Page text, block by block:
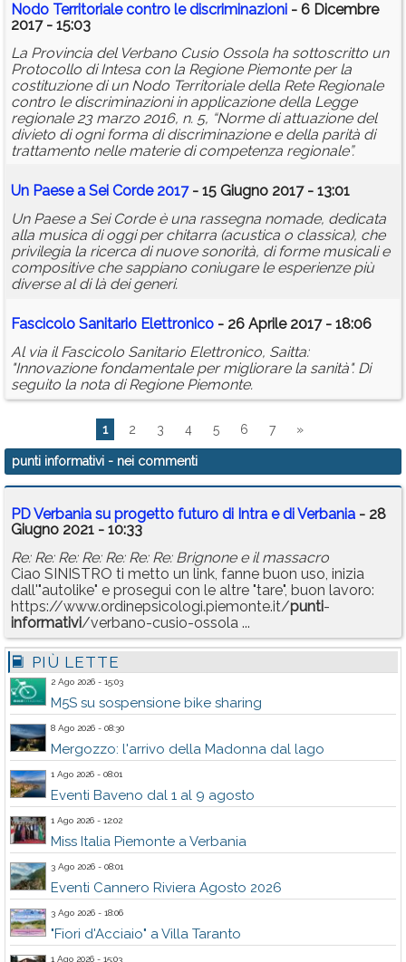
Nodo Territoriale contro le discriminazioni - 6 Dicembre
2017 - 15:03
La Provincia del Verbano Cusio Ossola ha sottoscritto un
Protocollo di Intesa con la Regione Piemonte per la
costituzione di un Nodo Territoriale della Rete Regionale
contro le discriminazioni in applicazione della Legge
regionale 23 marzo 2016, n. 5, “Norme di attuazione del
divieto di ogni forma di discriminazione e della parità di
trattamento nelle materie di competenza regionale”.
Un Paese a Sei Corde 2017- 15 Giugno 2017 - 13:01
Un Paese a Sei Corde è una rassegna nomade, dedicata
alla musica di oggi per chitarra (acustica o classica), che
privilegia la ricerca di nuove sonorità, di forme musicali e
compositive che sappiano coniugare le esperienze più
diverse al di là dei generi.
Fascicolo Sanitario Elettronico - 26 Aprile 2017 - 18:06
Al via il Fascicolo Sanitario Elettronico, Saitta:
"Innovazione fondamentale per migliorare la sanità". Di
seguito la nota di Regione Piemonte.
1 2 3 4 5 6 7 »
punti informativi - nei commenti
PD Verbania su progetto futuro di Intra e di Verbania - 28
Giugno 2021 - 10:33
Re: Re: Re: Re: Re: Re: Re: Brignone e il massacro
Ciao SINISTRO ti metto un link, fanne buon uso, inizia
dall'"autolike" e prosegui con le altre "tare", buon lavoro:
https://www.ordinepsicologi.piemonte.it/punti-
informativi/verbano-cusio-ossola ...
PIÙ LETTE
2 Ago 2026 - 15:03
M5S su sospensione bike sharing
8 Ago 2026 - 08:30
Mergozzo: l'arrivo della Madonna dal lago
1 Ago 2026 - 08:01
Eventi Baveno dal 1 al 9 agosto
1 Ago 2026 - 12:02
Miss Italia Piemonte a Verbania
3 Ago 2026 - 08:01
Eventi Cannero Riviera Agosto 2026
3 Ago 2026 - 18:06
"Fiori d'Acciaio" a Villa Taranto
1 Ago 2026 - 15:03